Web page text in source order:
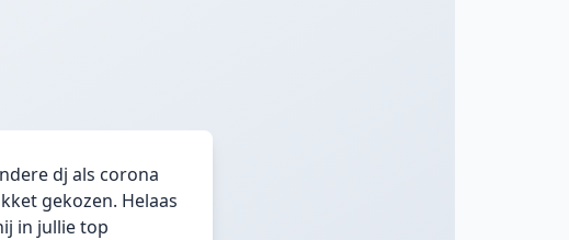
dj als corona
gekozen. Helaas
in jullie top